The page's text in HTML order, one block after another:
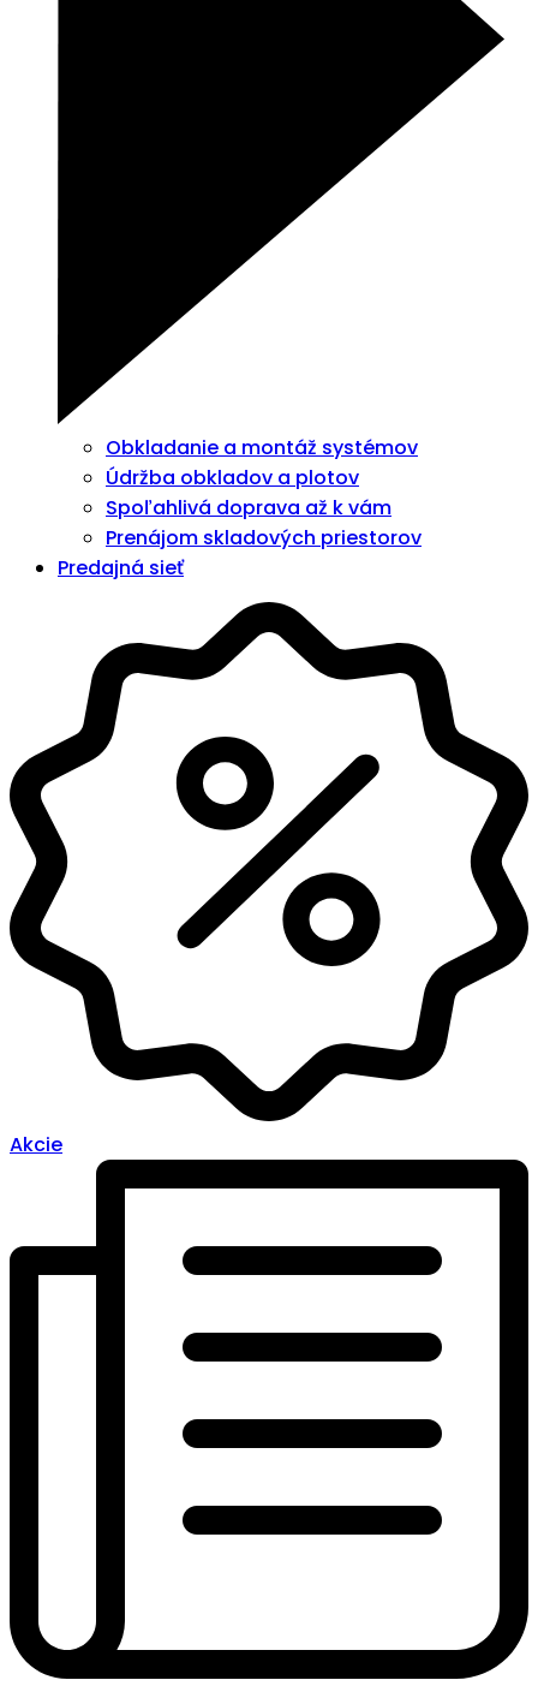
Obkladanie a montáž systémov
Údržba obkladov a plotov
Spoľahlivá doprava až k vám
Prenájom skladových priestorov
Predajná sieť
Akcie